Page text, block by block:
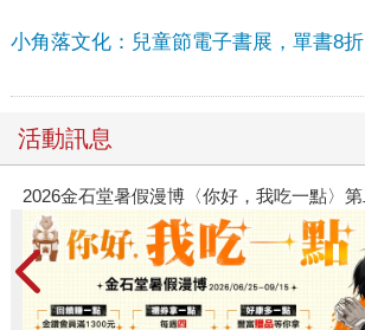
小角落文化：兒童節電子書展，單書8折
活動訊息
金石堂2026海外優惠：電子書